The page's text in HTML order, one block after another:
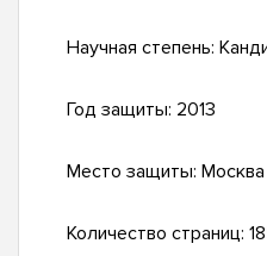
Научная степень:
Год защиты: 2013
Место защиты: Москва
Количество страниц: